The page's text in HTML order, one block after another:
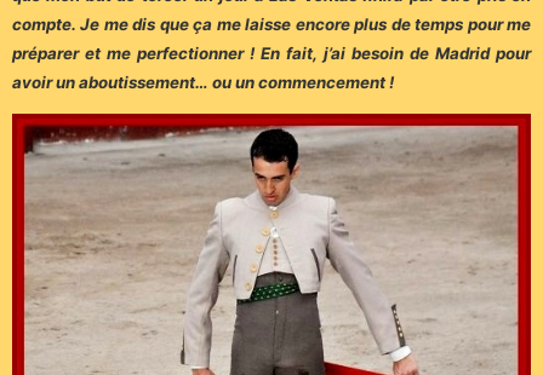
compte. Je me dis que ça me laisse encore plus de temps pour me
préparer et me perfectionner ! En fait, j’ai besoin de Madrid pour
avoir un aboutissement… ou un commencement !